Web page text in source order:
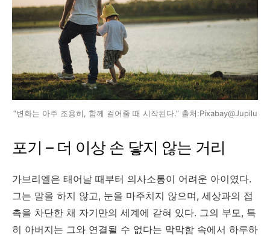
“변화는 아주 조용히, 함께 걸어줄 때 시작된다.” 출처:Pixabay@Jupilu
포기 – 더 이상 손 닿지 않는 거리
가브리엘은 태어날 때부터 의사소통이 어려운 아이였다.
그는 말을 하지 않고, 눈을 마주치지 않으며, 세상과의 접
촉을 차단한 채 자기만의 세계에 갇혀 있다. 그의 부모, 특
히 아버지는 그와 연결될 수 없다는 막막함 속에서 하루하